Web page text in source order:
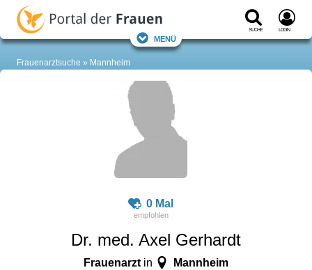
Suche Login
Menü
Frauenarztsuche Mannheim
0 Mal
Dr. med. Axel Gerhardt
Frauenarzt in Mannheim